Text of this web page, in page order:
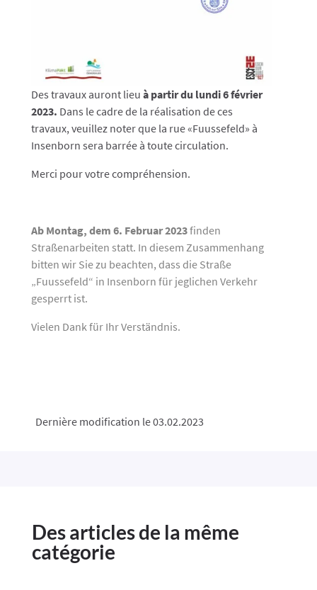
Des travaux auront lieu à partir du lundi 6 février
2023. Dans le cadre de la réalisation de ces
travaux, veuillez noter que la rue «Fuussefeld» à
Insenborn sera barrée à toute circulation.
Merci pour votre compréhension.
Ab Montag, dem 6. Februar 2023finden
Straßenarbeiten statt. In diesem Zusammenhang
bitten wir Sie zu beachten, dass die Straße
„Fuussefeld“ in Insenborn für jeglichen Verkehr
gesperrt ist.
Vielen Dank für Ihr Verständnis.
Dernière modification le 03.02.2023
Des articles de la même
catégorie